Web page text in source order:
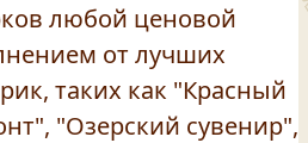
любой ценовой
от лучших
таких как "Красный
"Озерский сувенир",